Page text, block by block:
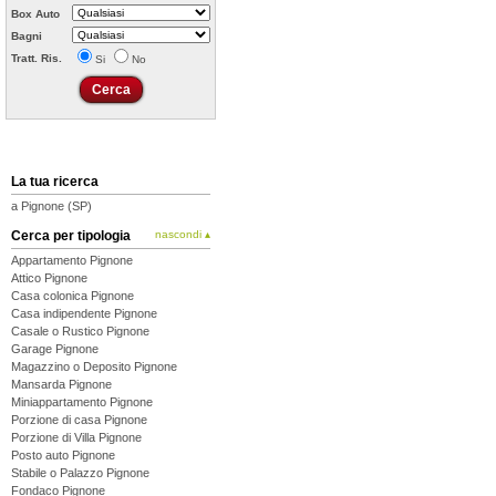
Box Auto
Bagni
Tratt. Ris.
Si No
La tua ricerca
a Pignone (SP)
Cerca per tipologia nascondi ▴
Appartamento Pignone
Attico Pignone
Casa colonica Pignone
Casa indipendente Pignone
Casale o Rustico Pignone
Garage Pignone
Magazzino o Deposito Pignone
Mansarda Pignone
Miniappartamento Pignone
Porzione di casa Pignone
Porzione di Villa Pignone
Posto auto Pignone
Stabile o Palazzo Pignone
Fondaco Pignone